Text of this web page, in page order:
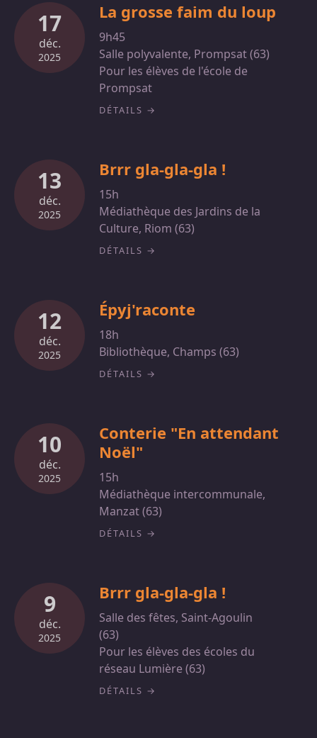
17
déc.
2025
La grosse faim du loup
9h45
Salle polyvalente, Prompsat (63)
Pour les élèves de l'école de
Prompsat
DÉTAILS
13
déc.
2025
Brrr gla-gla-gla !
15h
Médiathèque des Jardins de la
Culture, Riom (63)
DÉTAILS
12
déc.
2025
Épyj'raconte
18h
Bibliothèque, Champs (63)
DÉTAILS
10
déc.
2025
Conterie "En attendant
Noël"
15h
Médiathèque intercommunale,
Manzat (63)
DÉTAILS
9
déc.
2025
Brrr gla-gla-gla !
Salle des fêtes, Saint-Agoulin
(63)
Pour les élèves des écoles du
réseau Lumière (63)
DÉTAILS